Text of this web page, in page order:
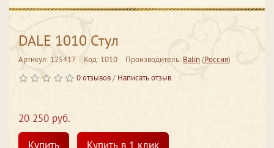
DALE 1010 Стул
Артикул: 125417 Код: 1010 Производитель: Balin(Россия)
0 отзывов/ Написать отзыв
20 250 руб.
Купить
Купить в 1 клик